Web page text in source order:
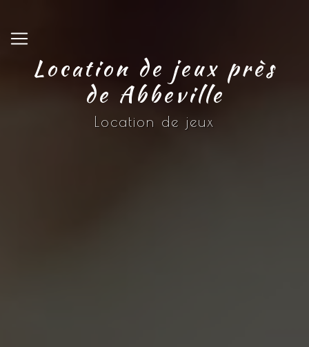
Location de jeux près
de Abbeville
Location de jeux